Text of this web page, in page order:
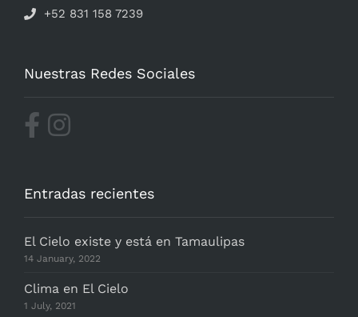
+52 831 158 7239
Nuestras Redes Sociales
Entradas recientes
El Cielo existe y está en Tamaulipas
14 January, 2022
Clima en El Cielo
1 July, 2021